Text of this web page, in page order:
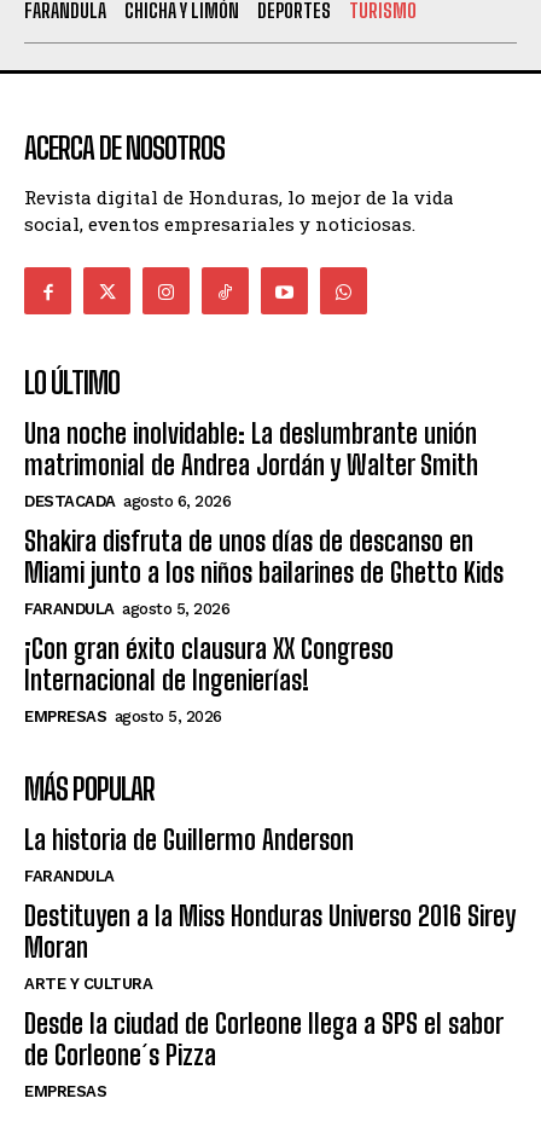
FARANDULA
CHICHA Y LIMÓN DEPORTES TURISMO
ACERCA DE NOSOTROS
Revista digital de Honduras, lo mejor de la vida
social, eventos empresariales y noticiosas.
LO ÚLTIMO
Una noche inolvidable: La deslumbrante unión
matrimonial de Andrea Jordán y Walter Smith
DESTACADA agosto 6, 2026
Shakira disfruta de unos días de descanso en
Miami junto a los niños bailarines de Ghetto Kids
FARANDULA agosto 5, 2026
¡Con gran éxito clausura XX Congreso
Internacional de Ingenierías!
EMPRESAS agosto 5, 2026
MÁS POPULAR
La historia de Guillermo Anderson
FARANDULA
Destituyen a la Miss Honduras Universo 2016 Sirey
Moran
ARTE Y CULTURA
Desde la ciudad de Corleone llega a SPS el sabor
de Corleone´s Pizza
EMPRESAS